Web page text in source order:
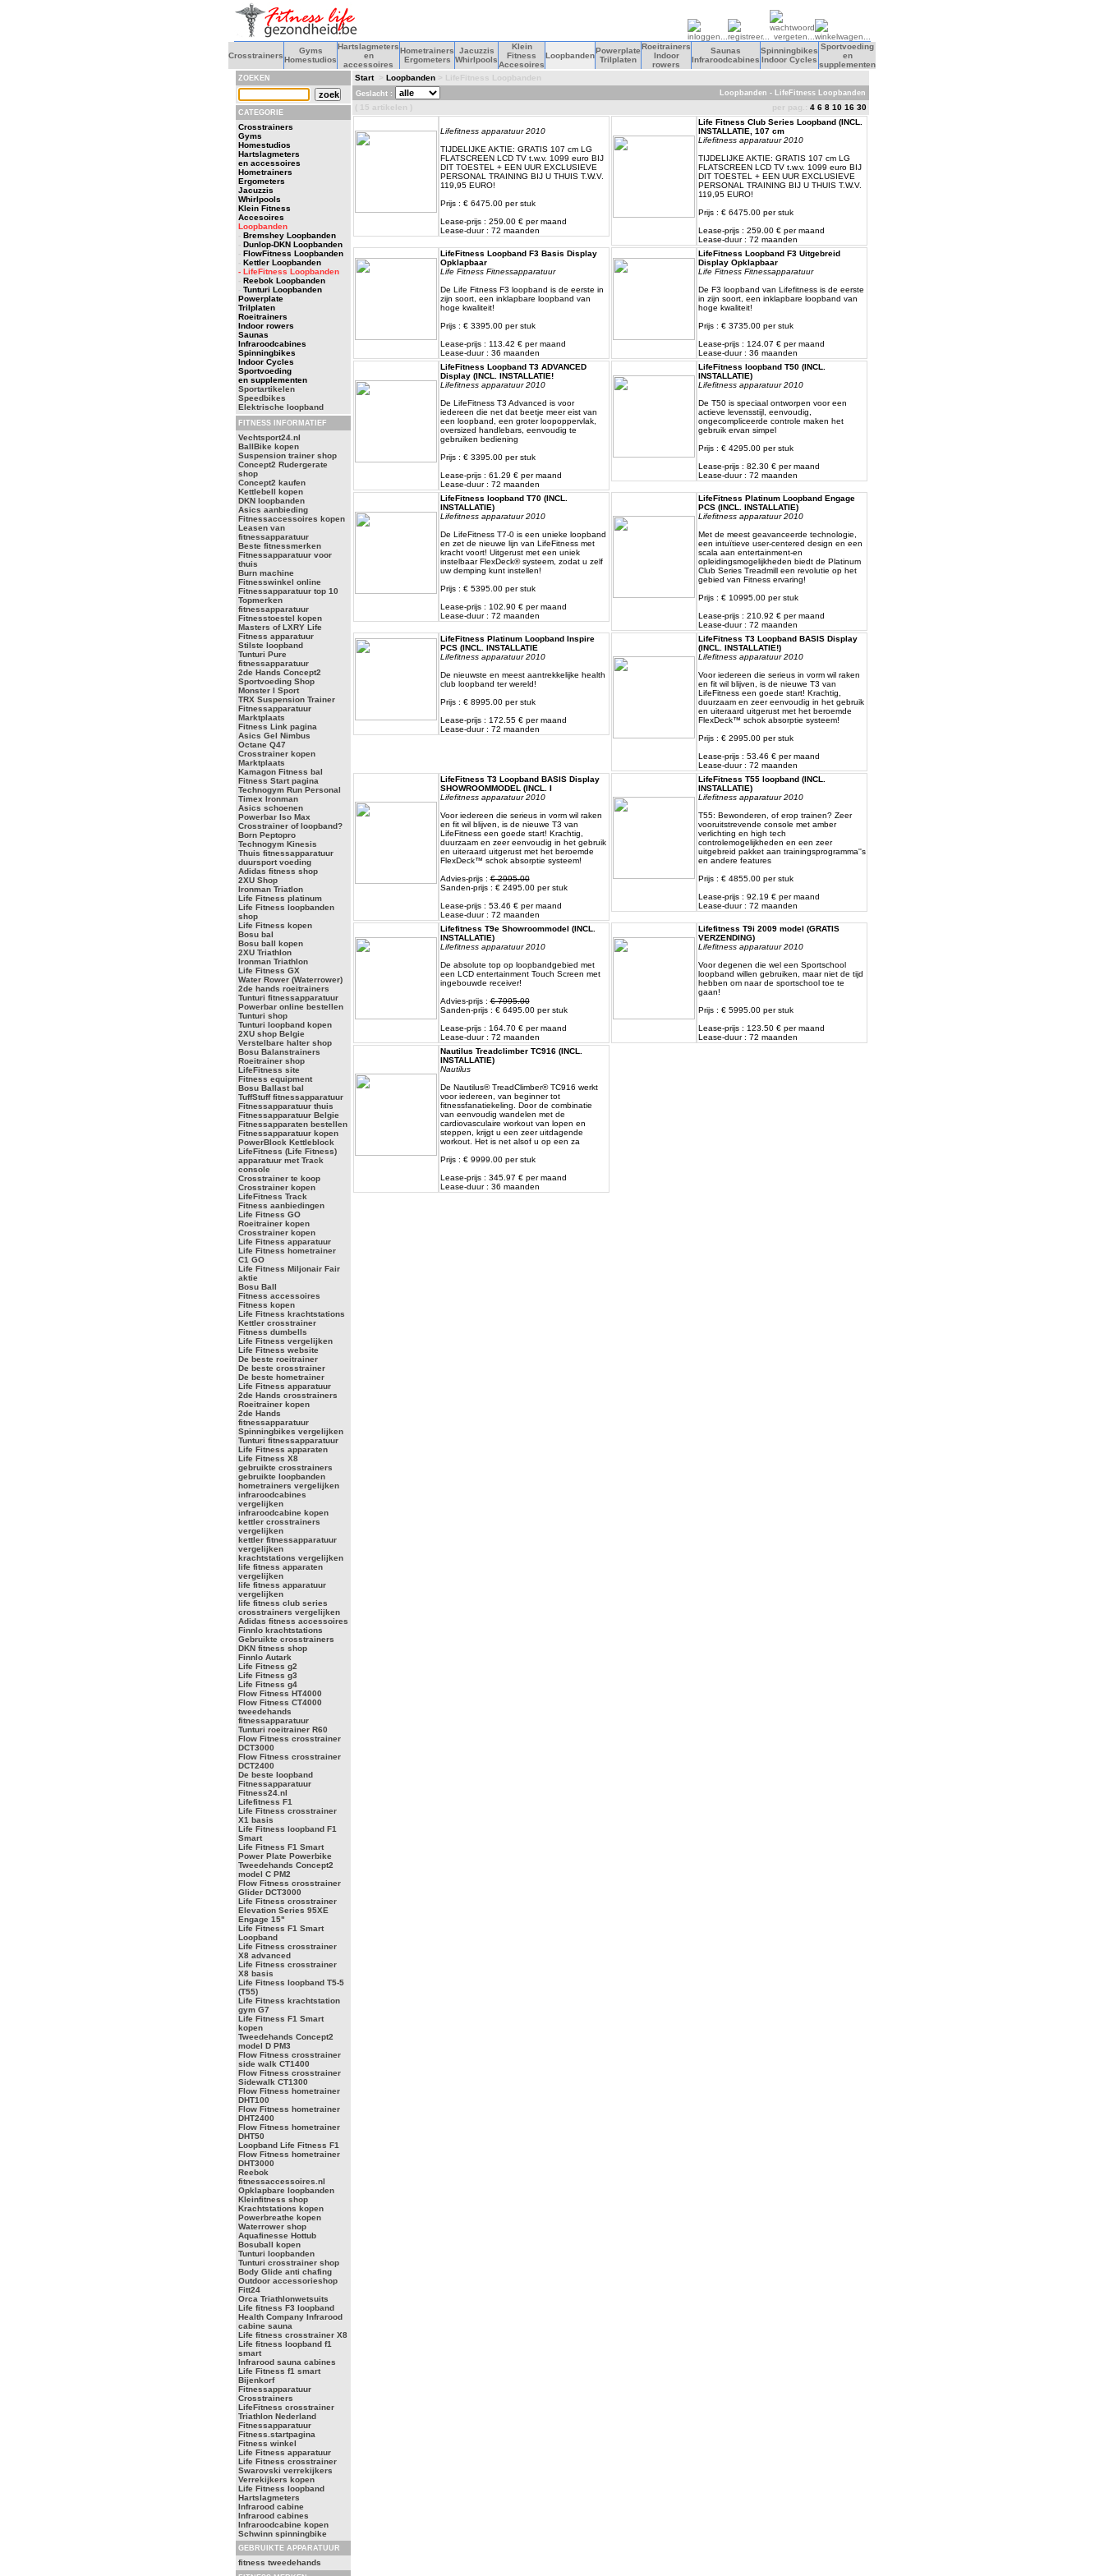
Crosstrainers
Gyms
Homestudios
Hartslagmeters
en
accessoires
Hometrainers
Ergometers
Jacuzzis
Whirlpools
Klein
Fitness
Accesoires
Loopbanden
Powerplate
Trilplaten
Roeitrainers
Indoor
rowers
Saunas
Infraroodcabines
Spinningbikes
Indoor Cycles
Sportvoeding
en
supplementen
ZOEKEN
CATEGORIE
Crosstrainers
Gyms
Homestudios
Hartslagmeters
en accessoires
Hometrainers
Ergometers
Jacuzzis
Whirlpools
Klein Fitness
Accesoires
Loopbanden
- Bremshey Loopbanden
- Dunlop-DKN Loopbanden
- FlowFitness Loopbanden
- Kettler Loopbanden
- LifeFitness Loopbanden
- Reebok Loopbanden
- Tunturi Loopbanden
Powerplate
Trilplaten
Roeitrainers
Indoor rowers
Saunas
Infraroodcabines
Spinningbikes
Indoor Cycles
Sportvoeding
en supplementen
Sportartikelen
Speedbikes
Elektrische loopband
FITNESS INFORMATIEF
Vechtsport24.nl
BallBike kopen
Suspension trainer shop
Concept2 Rudergerate
shop
Concept2 kaufen
Kettlebell kopen
DKN loopbanden
Asics aanbieding
Fitnessaccessoires kopen
Leasen van
fitnessapparatuur
Beste fitnessmerken
Fitnessapparatuur voor
thuis
Burn machine
Fitnesswinkel online
Fitnessapparatuur top 10
Topmerken
fitnessapparatuur
Fitnesstoestel kopen
Masters of LXRY Life
Fitness apparatuur
Stilste loopband
Tunturi Pure
fitnessapparatuur
2de Hands Concept2
Sportvoeding Shop
Monster I Sport
TRX Suspension Trainer
Fitnessapparatuur
Marktplaats
Fitness Link pagina
Asics Gel Nimbus
Octane Q47
Crosstrainer kopen
Marktplaats
Kamagon Fitness bal
Fitness Start pagina
Technogym Run Personal
Timex Ironman
Asics schoenen
Powerbar Iso Max
Crosstrainer of loopband?
Born Peptopro
Technogym Kinesis
Thuis fitnessapparatuur
duursport voeding
Adidas fitness shop
2XU Shop
Ironman Triatlon
Life Fitness platinum
Life Fitness loopbanden
shop
Life Fitness kopen
Bosu bal
Bosu ball kopen
2XU Triathlon
Ironman Triathlon
Life Fitness GX
Water Rower (Waterrower)
2de hands roeitrainers
Tunturi fitnessapparatuur
Powerbar online bestellen
Tunturi shop
Tunturi loopband kopen
2XU shop Belgie
Verstelbare halter shop
Bosu Balanstrainers
Roeitrainer shop
LifeFitness site
Fitness equipment
Bosu Ballast bal
TuffStuff fitnessapparatuur
Fitnessapparatuur thuis
Fitnessapparatuur Belgie
Fitnessapparaten bestellen
Fitnessapparatuur kopen
PowerBlock Kettleblock
LifeFitness (Life Fitness)
apparatuur met Track
console
Crosstrainer te koop
Crosstrainer kopen
LifeFitness Track
Fitness aanbiedingen
Life Fitness GO
Roeitrainer kopen
Crosstrainer kopen
Life Fitness apparatuur
Life Fitness hometrainer
C1 GO
Life Fitness Miljonair Fair
aktie
Bosu Ball
Fitness accessoires
Fitness kopen
Life Fitness krachtstations
Kettler crosstrainer
Fitness dumbells
Life Fitness vergelijken
Life Fitness website
De beste roeitrainer
De beste crosstrainer
De beste hometrainer
Life Fitness apparatuur
2de Hands crosstrainers
Roeitrainer kopen
2de Hands
fitnessapparatuur
Spinningbikes vergelijken
Tunturi fitnessapparatuur
Life Fitness apparaten
Life Fitness X8
gebruikte crosstrainers
gebruikte loopbanden
hometrainers vergelijken
infraroodcabines
vergelijken
infraroodcabine kopen
kettler crosstrainers
vergelijken
kettler fitnessapparatuur
vergelijken
krachtstations vergelijken
life fitness apparaten
vergelijken
life fitness apparatuur
vergelijken
life fitness club series
crosstrainers vergelijken
Adidas fitness accessoires
Finnlo krachtstations
Gebruikte crosstrainers
DKN fitness shop
Finnlo Autark
Life Fitness g2
Life Fitness g3
Life Fitness g4
Flow Fitness HT4000
Flow Fitness CT4000
tweedehands
fitnessapparatuur
Tunturi roeitrainer R60
Flow Fitness crosstrainer
DCT3000
Flow Fitness crosstrainer
DCT2400
De beste loopband
Fitnessapparatuur
Fitness24.nl
Lifefitness F1
Life Fitness crosstrainer
X1 basis
Life Fitness loopband F1
Smart
Life Fitness F1 Smart
Power Plate Powerbike
Tweedehands Concept2
model C PM2
Flow Fitness crosstrainer
Glider DCT3000
Life Fitness crosstrainer
Elevation Series 95XE
Engage 15"
Life Fitness F1 Smart
Loopband
Life Fitness crosstrainer
X8 advanced
Life Fitness crosstrainer
X8 basis
Life Fitness loopband T5-5
(T55)
Life Fitness krachtstation
gym G7
Life Fitness F1 Smart
kopen
Tweedehands Concept2
model D PM3
Flow Fitness crosstrainer
side walk CT1400
Flow Fitness crosstrainer
Sidewalk CT1300
Flow Fitness hometrainer
DHT100
Flow Fitness hometrainer
DHT2400
Flow Fitness hometrainer
DHT50
Loopband Life Fitness F1
Flow Fitness hometrainer
DHT3000
Reebok
fitnessaccessoires.nl
Opklapbare loopbanden
Kleinfitness shop
Krachtstations kopen
Powerbreathe kopen
Waterrower shop
Aquafinesse Hottub
Bosuball kopen
Tunturi loopbanden
Tunturi crosstrainer shop
Body Glide anti chafing
Outdoor accessorieshop
Fitt24
Orca Triathlonwetsuits
Life fitness F3 loopband
Health Company Infrarood
cabine sauna
Life fitness crosstrainer X8
Life fitness loopband f1
smart
Infrarood sauna cabines
Life Fitness f1 smart
Bijenkorf
Fitnessapparatuur
Crosstrainers
LifeFitness crosstrainer
Triathlon Nederland
Fitnessapparatuur
Fitness.startpagina
Fitness winkel
Life Fitness apparatuur
Life Fitness crosstrainer
Swarovski verrekijkers
Verrekijkers kopen
Life Fitness loopband
Hartslagmeters
Infrarood cabine
Infrarood cabines
Infraroodcabine kopen
Schwinn spinningbike
GEBRUIKTE APPARATUUR
fitness tweedehands
Start> Loopbanden> LifeFitness Loopbanden
Geslacht : Loopbanden - LifeFitness Loopbanden
( 15 artikelen ) per pag.: 4 6 8 10 16 30
Lifefitness apparatuur 2010
TIJDELIJKE AKTIE: GRATIS 107 cm LG
FLATSCREEN LCD TV t.w.v. 1099 euro BIJ
DIT TOESTEL + EEN UUR EXCLUSIEVE
PERSONAL TRAINING BIJ U THUIS T.W.V.
119,95 EURO!
Prijs : € 6475.00 per stuk
Lease-prijs : 259.00 € per maand
Lease-duur : 72 maanden
Life Fitness Club Series Loopband (INCL.
INSTALLATIE, 107 cm
Lifefitness apparatuur 2010
TIJDELIJKE AKTIE: GRATIS 107 cm LG
FLATSCREEN LCD TV t.w.v. 1099 euro BIJ
DIT TOESTEL + EEN UUR EXCLUSIEVE
PERSONAL TRAINING BIJ U THUIS T.W.V.
119,95 EURO!
Prijs : € 6475.00 per stuk
Lease-prijs : 259.00 € per maand
Lease-duur : 72 maanden
LifeFitness Loopband F3 Basis Display
Opklapbaar
Life Fitness Fitnessapparatuur
De Life Fitness F3 loopband is de eerste in
zijn soort, een inklapbare loopband van
hoge kwaliteit!
Prijs : € 3395.00 per stuk
Lease-prijs : 113.42 € per maand
Lease-duur : 36 maanden
LifeFitness Loopband F3 Uitgebreid
Display Opklapbaar
Life Fitness Fitnessapparatuur
De F3 loopband van Lifefitness is de eerste
in zijn soort, een inklapbare loopband van
hoge kwaliteit!
Prijs : € 3735.00 per stuk
Lease-prijs : 124.07 € per maand
Lease-duur : 36 maanden
LifeFitness Loopband T3 ADVANCED
Display (INCL. INSTALLATIE!
Lifefitness apparatuur 2010
De LifeFitness T3 Advanced is voor
iedereen die net dat beetje meer eist van
een loopband, een groter loopoppervlak,
oversized handlebars, eenvoudig te
gebruiken bediening
Prijs : € 3395.00 per stuk
Lease-prijs : 61.29 € per maand
Lease-duur : 72 maanden
LifeFitness loopband T50 (INCL.
INSTALLATIE)
Lifefitness apparatuur 2010
De T50 is speciaal ontworpen voor een
actieve levensstijl, eenvoudig,
ongecompliceerde controle maken het
gebruik ervan simpel
Prijs : € 4295.00 per stuk
Lease-prijs : 82.30 € per maand
Lease-duur : 72 maanden
LifeFitness loopband T70 (INCL.
INSTALLATIE)
Lifefitness apparatuur 2010
De LifeFitness T7-0 is een unieke loopband
en zet de nieuwe lijn van LifeFitness met
kracht voort! Uitgerust met een uniek
instelbaar FlexDeck® systeem, zodat u zelf
uw demping kunt instellen!
Prijs : € 5395.00 per stuk
Lease-prijs : 102.90 € per maand
Lease-duur : 72 maanden
LifeFitness Platinum Loopband Engage
PCS (INCL. INSTALLATIE)
Lifefitness apparatuur 2010
Met de meest geavanceerde technologie,
een intuïtieve user-centered design en een
scala aan entertainment-en
opleidingsmogelijkheden biedt de Platinum
Club Series Treadmill een revolutie op het
gebied van Fitness ervaring!
Prijs : € 10995.00 per stuk
Lease-prijs : 210.92 € per maand
Lease-duur : 72 maanden
LifeFitness Platinum Loopband Inspire
PCS (INCL. INSTALLATIE
Lifefitness apparatuur 2010
De nieuwste en meest aantrekkelijke health
club loopband ter wereld!
Prijs : € 8995.00 per stuk
Lease-prijs : 172.55 € per maand
Lease-duur : 72 maanden
LifeFitness T3 Loopband BASIS Display
(INCL. INSTALLATIE!)
Lifefitness apparatuur 2010
Voor iedereen die serieus in vorm wil raken
en fit wil blijven, is de nieuwe T3 van
LifeFitness een goede start! Krachtig,
duurzaam en zeer eenvoudig in het gebruik
en uiteraard uitgerust met het beroemde
FlexDeck™ schok absorptie systeem!
Prijs : € 2995.00 per stuk
Lease-prijs : 53.46 € per maand
Lease-duur : 72 maanden
LifeFitness T3 Loopband BASIS Display
SHOWROOMMODEL (INCL. I
Lifefitness apparatuur 2010
Voor iedereen die serieus in vorm wil raken
en fit wil blijven, is de nieuwe T3 van
LifeFitness een goede start! Krachtig,
duurzaam en zeer eenvoudig in het gebruik
en uiteraard uitgerust met het beroemde
FlexDeck™ schok absorptie systeem!
Advies-prijs :€ 2995.00
Sanden-prijs : € 2495.00 per stuk
Lease-prijs : 53.46 € per maand
Lease-duur : 72 maanden
LifeFitness T55 loopband (INCL.
INSTALLATIE)
Lifefitness apparatuur 2010
T55: Bewonderen, of erop trainen? Zeer
vooruitstrevende console met amber
verlichting en high tech
controlemogelijkheden en een zeer
uitgebreid pakket aan trainingsprogramma''s
en andere features
Prijs : € 4855.00 per stuk
Lease-prijs : 92.19 € per maand
Lease-duur : 72 maanden
Lifefitness T9e Showroommodel (INCL.
INSTALLATIE)
Lifefitness apparatuur 2010
De absolute top op loopbandgebied met
een LCD entertainment Touch Screen met
ingebouwde receiver!
Advies-prijs :€ 7995.00
Sanden-prijs : € 6495.00 per stuk
Lease-prijs : 164.70 € per maand
Lease-duur : 72 maanden
Lifefitness T9i 2009 model (GRATIS
VERZENDING)
Lifefitness apparatuur 2010
Voor degenen die wel een Sportschool
loopband willen gebruiken, maar niet de tijd
hebben om naar de sportschool toe te
gaan!
Prijs : € 5995.00 per stuk
Lease-prijs : 123.50 € per maand
Lease-duur : 72 maanden
Nautilus Treadclimber TC916 (INCL.
INSTALLATIE)
Nautilus
De Nautilus® TreadClimber® TC916 werkt
voor iedereen, van beginner tot
fitnessfanatiekeling. Door de combinatie
van eenvoudig wandelen met de
cardiovasculaire workout van lopen en
steppen, krijgt u een zeer uitdagende
workout. Het is net alsof u op een za
Prijs : € 9999.00 per stuk
Lease-prijs : 345.97 € per maand
Lease-duur : 36 maanden